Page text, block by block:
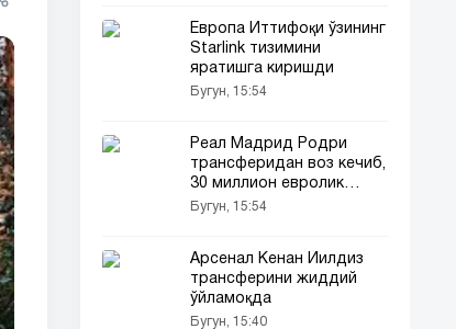
Европа Иттифоқи ўзининг
Starlink тизимини
яратишга киришди
Бугун, 15:54
Реал Мадрид Родри
трансферидан воз кечиб,
30 миллион евролик
иқтидорга эътибор
Бугун, 15:54
Арсенал Кенан Йилдиз
трансферини жиддий
ўйламоқда
Бугун, 15:40